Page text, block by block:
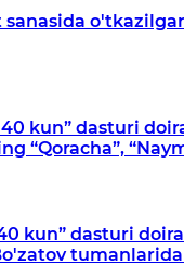
sanasida
kun” dasturi
“Qoracha”,
kun” dasturi